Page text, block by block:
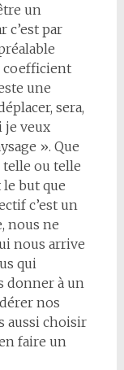
un
c’est par
coefficient
une
sera,
je veux
». Que
telle ou telle
le but que
c’est un
nous ne
nous arrive
qui
donner à un
nos
aussi choisir
faire un